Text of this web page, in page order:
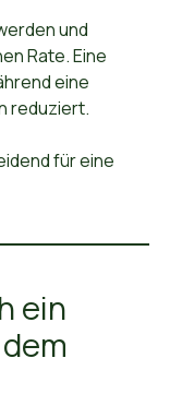
und
Rate. Eine
eine
reduziert.
für eine
ein